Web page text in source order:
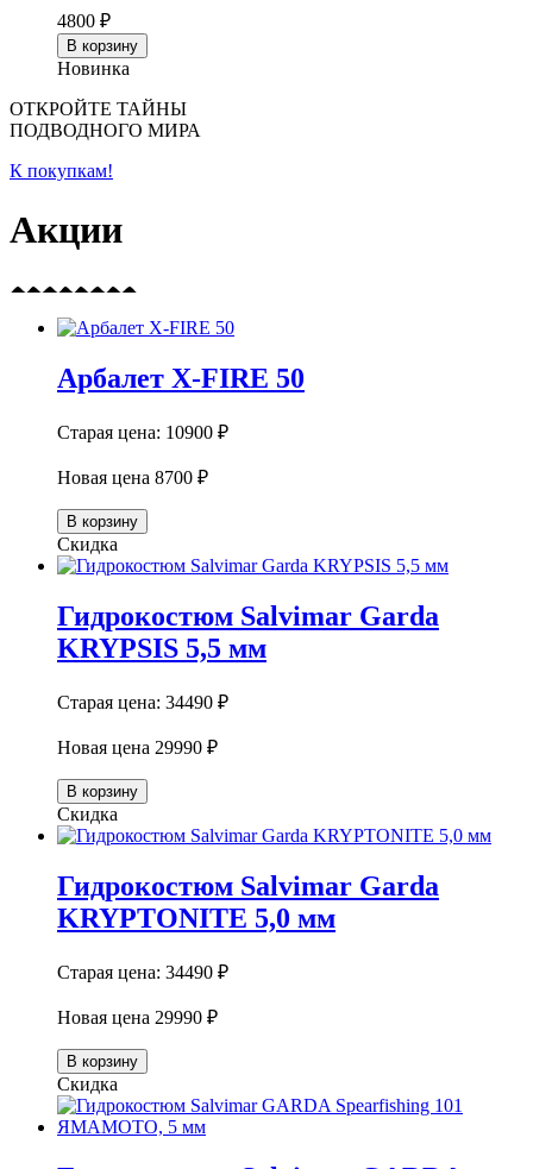
4800 ₽
В корзину
Новинка
ОТКРОЙТЕ ТАЙНЫ
ПОДВОДНОГО МИРА
К покупкам!
Акции
Арбалет X-FIRE 50
Старая цена: 10900 ₽
Новая цена 8700 ₽
В корзину
Скидка
Гидрокостюм Salvimar Garda
KRYPSIS 5,5 мм
Старая цена: 34490 ₽
Новая цена 29990 ₽
В корзину
Скидка
Гидрокостюм Salvimar Garda
KRYPTONITE 5,0 мм
Старая цена: 34490 ₽
Новая цена 29990 ₽
В корзину
Скидка